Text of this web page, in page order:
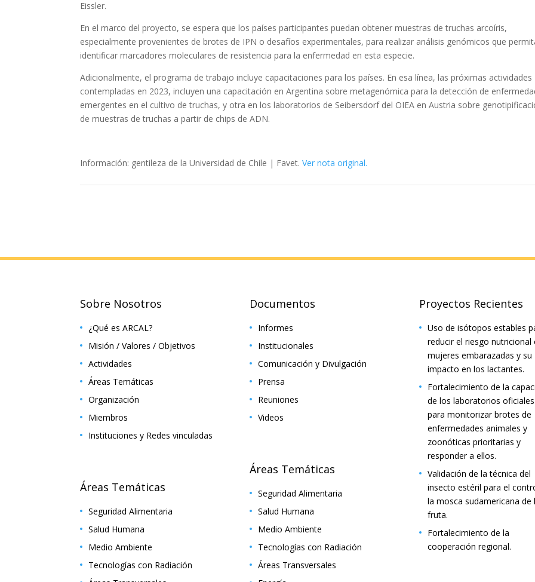
Eissler.
En el marco del proyecto, se espera que los países participantes puedan obtener muestras de truchas arcoíris,
especialmente provenientes de brotes de IPN o desafíos experimentales, para realizar análisis genómicos que
identificar marcadores moleculares de resistencia para la enfermedad en esta especie.
Adicionalmente, el programa de trabajo incluye capacitaciones para los países. En esa línea, las próximas actividades
contempladas en 2023, incluyen una capacitación en Argentina sobre metagenómica para la detección de
emergentes en el cultivo de truchas, y otra en los laboratorios de Seibersdorf del OIEA en Austria sobre
de muestras de truchas a partir de chips de ADN.
Información: gentileza de la Universidad de Chile | Favet.Ver nota original.
Sobre Nosotros
¿Qué es ARCAL?
Misión / Valores / Objetivos
Actividades
Áreas Temáticas
Organización
Miembros
Instituciones y Redes vinculadas
Áreas Temáticas
Seguridad Alimentaria
Salud Humana
Medio Ambiente
Tecnologías con Radiación
Documentos
Informes
Institucionales
Comunicación y Divulgación
Prensa
Reuniones
Videos
Áreas Temáticas
Seguridad Alimentaria
Salud Humana
Medio Ambiente
Tecnologías con Radiación
Áreas Transversales
Proyectos Recientes
Uso de isótopos estables
reducir el riesgo nutricional
mujeres embarazadas y su
impacto en los lactantes.
Fortalecimiento de la
de los laboratorios oficiales
para monitorizar brotes de
enfermedades animales y
zoonóticas prioritarias y
responder a ellos.
Validación de la técnica del
insecto estéril para el
la mosca sudamericana de
fruta.
Fortalecimiento de la
cooperación regional.